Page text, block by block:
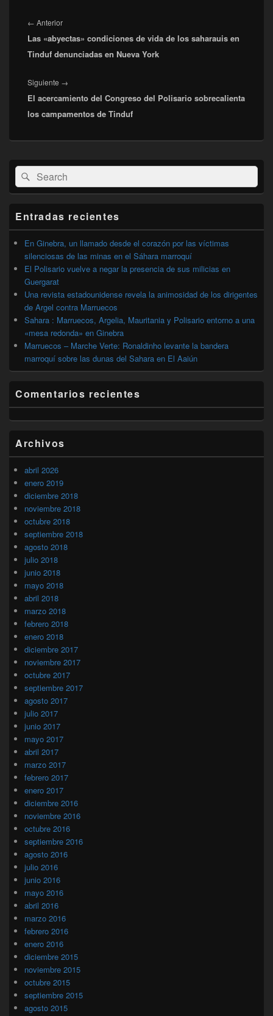
de
entradas
← AnteriorEntrada
anterior:
Las «abyectas» condiciones de vida de los saharauis en
Tinduf denunciadas en Nueva York
Siguiente →
siguiente:
El acercamiento del Congreso del Polisario sobrecalienta
los campamentos de Tinduf
El
área
de
widget
lateral
primaria
Buscar
por:
Buscar
Entradas recientes
En Ginebra, un llamado desde el corazón por las víctimas
silenciosas de las minas en el Sáhara marroquí
El Polisario vuelve a negar la presencia de sus milicias en
Guergarat
Una revista estadounidense revela la animosidad de los dirigentes
de Argel contra Marruecos
Sahara : Marruecos, Argelia, Mauritania y Polisario entorno a una
«mesa redonda» en Ginebra
Marruecos – Marche Verte: Ronaldinho levante la bandera
marroquí sobre las dunas del Sahara en El Aaiún
Comentarios recientes
Archivos
abril 2026
enero 2019
diciembre 2018
noviembre 2018
octubre 2018
septiembre 2018
agosto 2018
julio 2018
junio 2018
mayo 2018
abril 2018
marzo 2018
febrero 2018
enero 2018
diciembre 2017
noviembre 2017
octubre 2017
septiembre 2017
agosto 2017
julio 2017
junio 2017
mayo 2017
abril 2017
marzo 2017
febrero 2017
enero 2017
diciembre 2016
noviembre 2016
octubre 2016
septiembre 2016
agosto 2016
julio 2016
junio 2016
mayo 2016
abril 2016
marzo 2016
febrero 2016
enero 2016
diciembre 2015
noviembre 2015
octubre 2015
septiembre 2015
agosto 2015